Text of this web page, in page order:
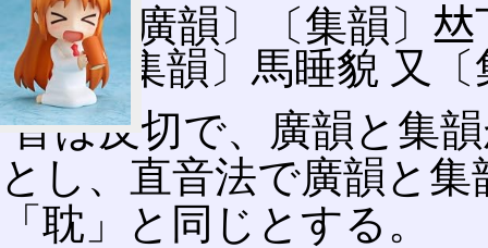
馾 〔廣韻〕〔集韻〕𠀤
又〔集韻〕馬睡貌 又
音は反切で、廣韻と集
とし、直音法で廣韻と集
「耽」と同じとする。